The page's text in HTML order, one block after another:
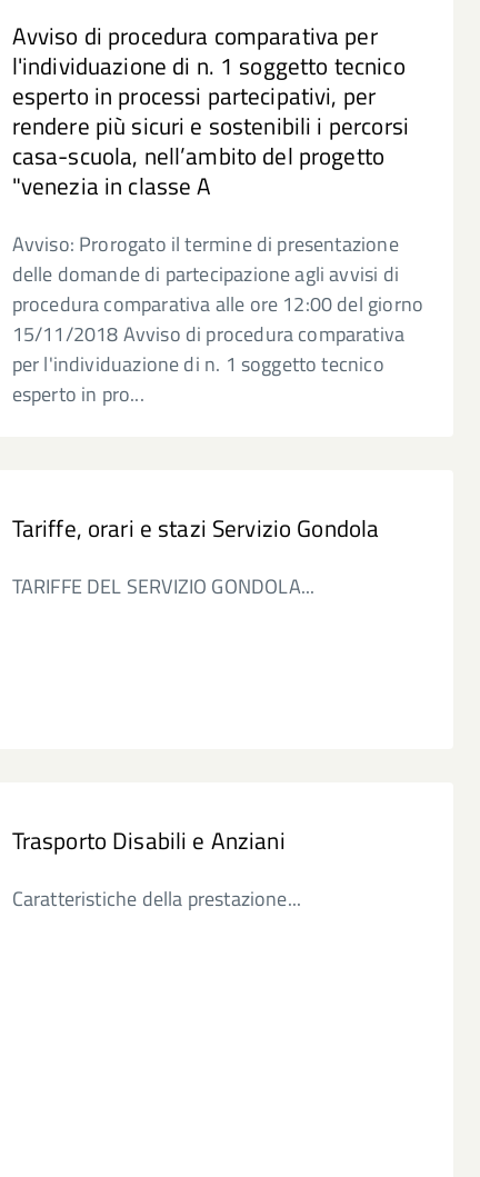
Avviso di procedura comparativa per
l'individuazione di n. 1 soggetto tecnico
esperto in processi partecipativi, per
rendere più sicuri e sostenibili i percorsi
casa-scuola, nell’ambito del progetto
"venezia in classe A
Avviso: Prorogato il termine di presentazione
delle domande di partecipazione agli avvisi di
procedura comparativa alle ore 12:00 del giorno
15/11/2018 Avviso di procedura comparativa
per l'individuazione di n. 1 soggetto tecnico
esperto in pro...
Tariffe, orari e stazi Servizio Gondola
TARIFFE DEL SERVIZIO GONDOLA...
Trasporto Disabili e Anziani
Caratteristiche della prestazione...